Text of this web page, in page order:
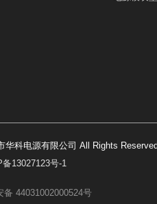
科电源有限公司 All Rights Reserved.
13027123号-1
备 44031002000524号